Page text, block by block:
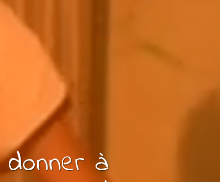
donner à